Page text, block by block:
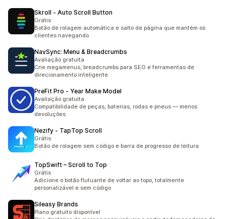
Skroll ‑ Auto Scroll Button
Grátis
Botão de rolagem automática e salto de página que mantém os
clientes navegando
NavSync: Menu & Breadcrumbs
Avaliação gratuita
Crie megamenus, breadcrumbs para SEO e ferramentas de
direcionamento inteligente
PreFit Pro ‑ Year Make Model
Avaliação gratuita
Compatibilidade de peças, baterias, rodas e pneus — menos
devoluções
Nezify ‑ TapTop Scroll
Grátis
Botão de rolagem sem código e barra de progresso de leitura
TopSwift – Scroll to Top
Grátis
Adicione o botão flutuante de voltar ao topo, totalmente
personalizável e sem código
Sileasy Brands
Plano gratuito disponível